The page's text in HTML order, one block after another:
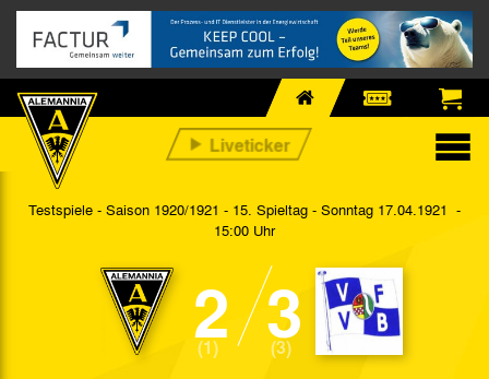
Testspiele - Saison 1920/1921 - 15. Spieltag - Sonntag 17.04.1921 -
15:00 Uhr
2
(1) 3
(3)